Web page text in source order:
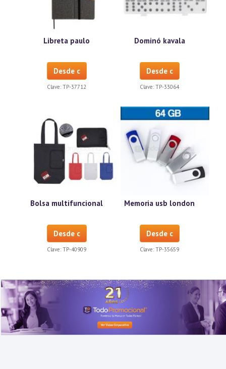
Libreta paulo
Desde c
Clave: TP-37712
Dominó kavala
Desde c
Clave: TP-33064
Bolsa multifuncional
Desde c
Clave: TP-40909
Memoria usb london
Desde c
Clave: TP-35659